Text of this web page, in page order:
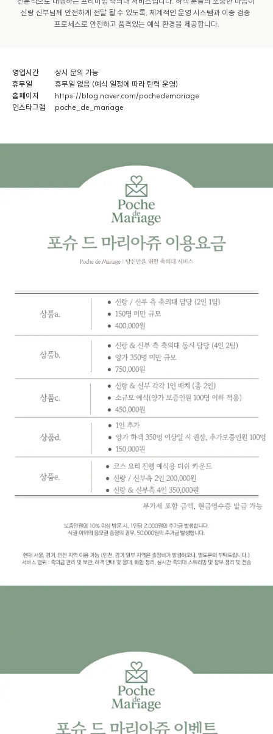
신랑 신부님께 안전하게 전달 될 수 있도록, 체계적인 운영 시스템과 이중 검증
프로세스로 안전하고 품격있는 예식 환경을 제공합니다.
영업시간
상시 문의 가능
휴무일
휴무일 없음 (예식 일정에 따라 탄력 운영)
홈페이지
https://blog.naver.com/pochedemariage
인스타그램
poche_de_mariage